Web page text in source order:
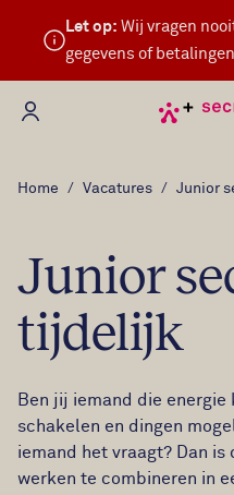
Let op: Wij vragen
gegevens of
Mijn Secretary Plus
Home Vacatures
Junior
tijdelijk
Ben jij iemand die energie
schakelen en dingen
iemand het vraagt? Dan is
werken te combineren in